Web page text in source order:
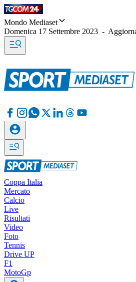
Mondo Mediaset
Domenica 17 Settembre 2023 -
Coppa Italia
Mercato
Calcio
Live
Risultati
Video
Foto
Tennis
Drive UP
F1
MotoGp